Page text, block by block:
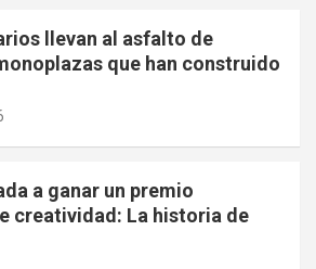
llevan al asfalto de
que han construido
a ganar un premio
creatividad: La historia de